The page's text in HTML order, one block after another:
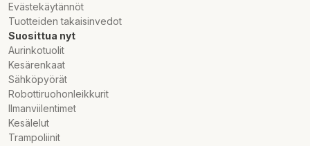
Evästekäytännöt
Tuotteiden takaisinvedot
Suosittua nyt
Aurinkotuolit
Kesärenkaat
Sähköpyörät
Robottiruohonleikkurit
Ilmanviilentimet
Kesälelut
Trampoliinit